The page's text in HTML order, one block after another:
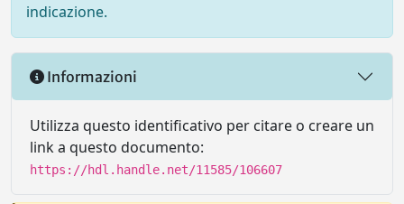
indicazione.
Informazioni
Utilizza questo identificativo per citare o creare un
link a questo documento:
https://hdl.handle.net/11585/106607